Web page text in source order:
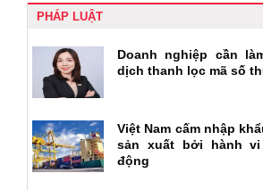
PHÁP LUẬT
Doanh nghiệp cần
dịch thanh lọc mã số
Việt Nam cấm nhập
sản xuất bởi hành
động